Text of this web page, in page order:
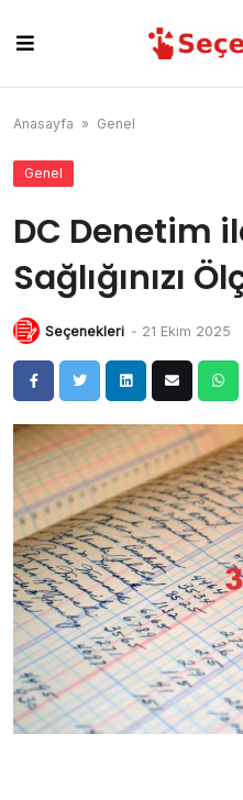
content
Anasayfa » Genel
Genel
DC Denetim
Sağlığınızı
Seçenekleri - 21 Ekim 2025